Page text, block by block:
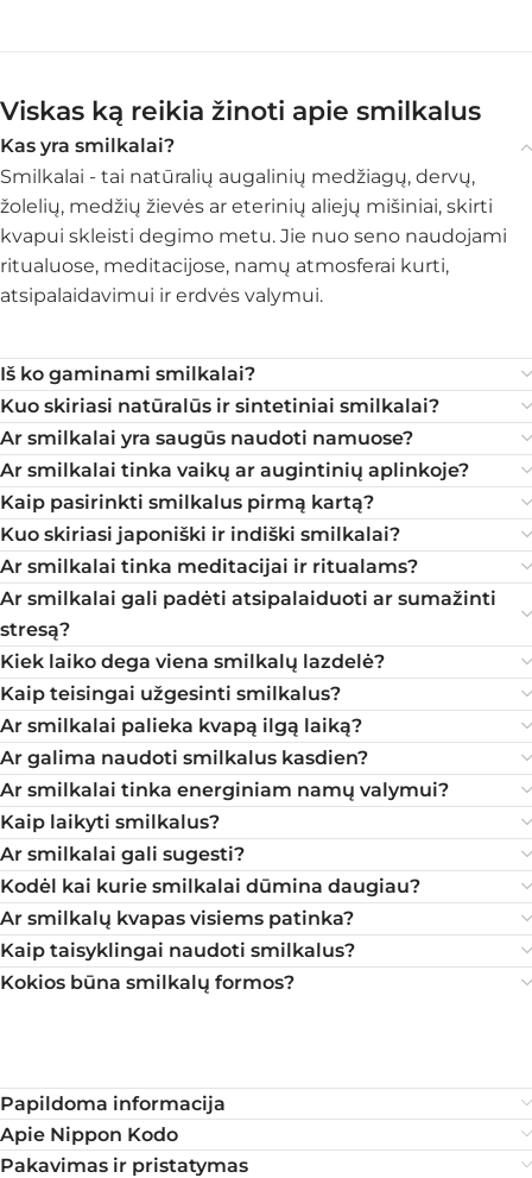
Viskas ką reikia žinoti apie smilkalus
Kas yra smilkalai?
Smilkalai - tai natūralių augalinių medžiagų, dervų,
žolelių, medžių žievės ar eterinių aliejų mišiniai, skirti
kvapui skleisti degimo metu. Jie nuo seno naudojami
ritualuose, meditacijose, namų atmosferai kurti,
atsipalaidavimui ir erdvės valymui.
Iš ko gaminami smilkalai?
Kuo skiriasi natūralūs ir sintetiniai smilkalai?
Ar smilkalai yra saugūs naudoti namuose?
Ar smilkalai tinka vaikų ar augintinių aplinkoje?
Kaip pasirinkti smilkalus pirmą kartą?
Kuo skiriasi japoniški ir indiški smilkalai?
Ar smilkalai tinka meditacijai ir ritualams?
Ar smilkalai gali padėti atsipalaiduoti ar sumažinti
stresą?
Kiek laiko dega viena smilkalų lazdelė?
Kaip teisingai užgesinti smilkalus?
Ar smilkalai palieka kvapą ilgą laiką?
Ar galima naudoti smilkalus kasdien?
Ar smilkalai tinka energiniam namų valymui?
Kaip laikyti smilkalus?
Ar smilkalai gali sugesti?
Kodėl kai kurie smilkalai dūmina daugiau?
Ar smilkalų kvapas visiems patinka?
Kaip taisyklingai naudoti smilkalus?
Kokios būna smilkalų formos?
Papildoma informacija
Apie Nippon Kodo
Pakavimas ir pristatymas